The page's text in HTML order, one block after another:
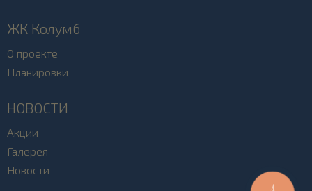
ЖК Колумб
О проекте
Планировки
НОВОСТИ
Акции
Галерея
Новости